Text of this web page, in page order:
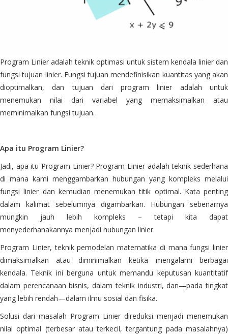
Program Linier adalah teknik optimasi untuk sistem kendala linier dan
fungsi tujuan linier. Fungsi tujuan mendefinisikan kuantitas yang akan
dioptimalkan, dan tujuan dari program linier adalah untuk
menemukan nilai dari variabel yang memaksimalkan atau
meminimalkan fungsi tujuan.
Apa itu Program Linier?
Jadi, apa itu Program Linier? Program Linier adalah teknik sederhana
di mana kami menggambarkan hubungan yang kompleks melalui
fungsi linier dan kemudian menemukan titik optimal. Kata penting
dalam kalimat sebelumnya digambarkan. Hubungan sebenarnya
mungkin jauh lebih kompleks – tetapi kita dapat
menyederhanakannya menjadi hubungan linier.
Program Linier, teknik pemodelan matematika di mana fungsi linier
dimaksimalkan atau diminimalkan ketika mengalami berbagai
kendala. Teknik ini berguna untuk memandu keputusan kuantitatif
dalam perencanaan bisnis, dalam teknik industri, dan—pada tingkat
yang lebih rendah—dalam ilmu sosial dan fisika.
Solusi dari masalah Program Linier direduksi menjadi menemukan
nilai optimal (terbesar atau terkecil, tergantung pada masalahnya)